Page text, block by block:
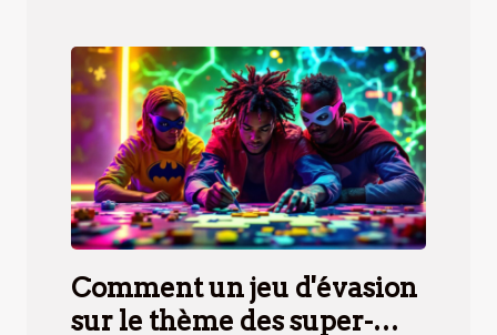
Comment un jeu d'évasion
sur le thème des super-